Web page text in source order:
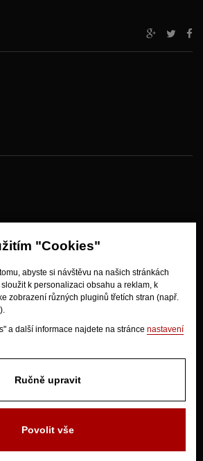
"Cookies"
abyste si návštěvu na našich stránkách
k personalizaci obsahu a reklam, k
zobrazení různých pluginů třetích stran (např.
a další informace najdete na stránce nastavení
Ručně upravit
Povolit vše